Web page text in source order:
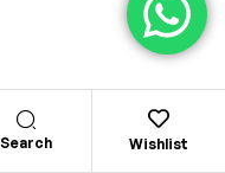
Search Wishlist